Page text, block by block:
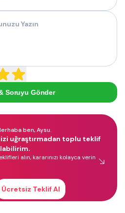
Soruyu Gönder
ben, Aysu.
uğraştırmadan toplu teklif
alın, kararınızı kolayca verin
Ücretsiz Teklif Al